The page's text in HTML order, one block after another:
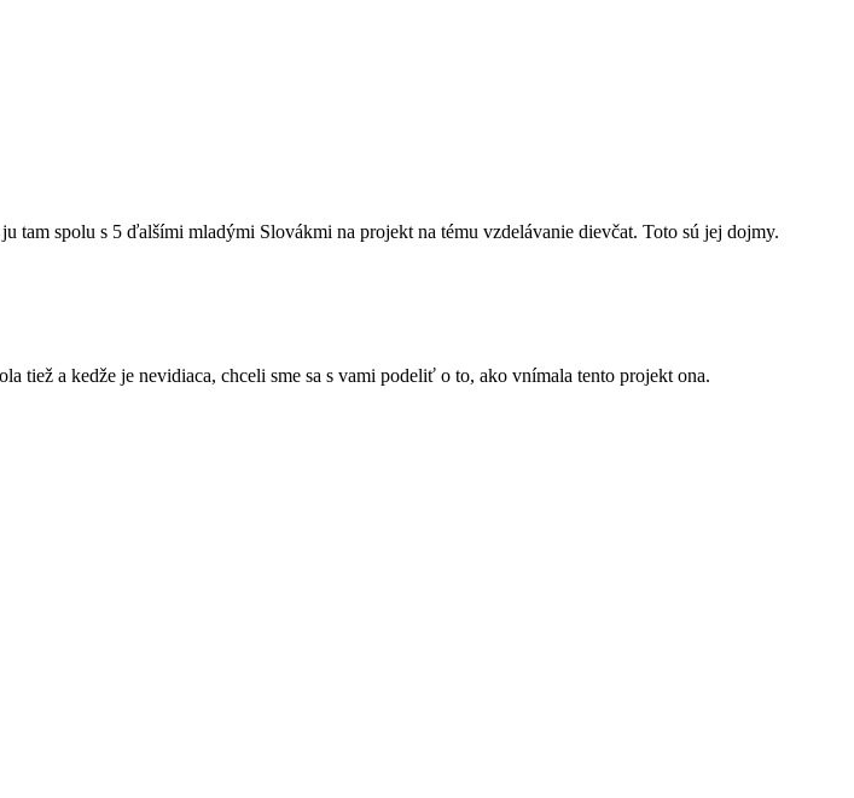
tam spolu s 5 ďalšími mladými Slovákmi na projekt na tému vzdelávanie dievčat. Toto sú jej dojmy.
a kedže je nevidiaca, chceli sme sa s vami podeliť o to, ako vnímala tento projekt ona.